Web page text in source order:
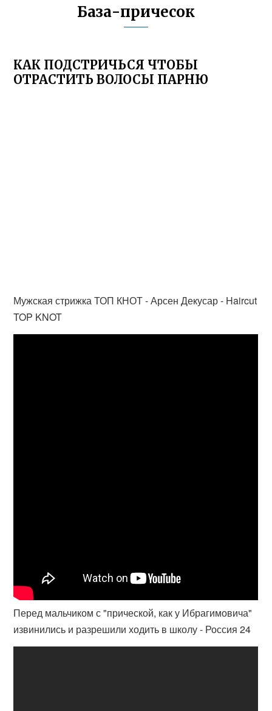
База-причесок
КАК ПОДСТРИЧЬСЯ ЧТОБЫ
ОТРАСТИТЬ ВОЛОСЫ ПАРНЮ
Мужская стрижка ТОП КНОТ - Арсен Декусар - Haircut
TOP KNOT
Перед мальчиком с "прической, как у Ибрагимовича"
извинились и разрешили ходить в школу - Россия 24